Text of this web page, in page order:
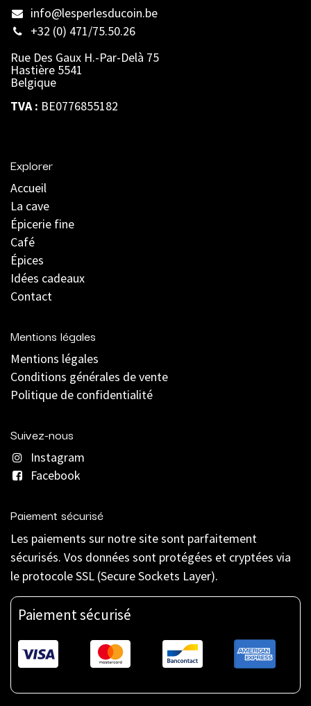
info@lesperlesducoin.be​
+32 (0) 471/75.50.26
Rue Des Gaux H.-Par-Delà 75
Hastière 5541
Belgique
TVA : BE0776855182
Explorer
Accueil
La cave
Épicerie fine
Café
Épices
Idées cadeaux
Contact
Mentions légales
Mentions légales
Conditions générales de vente
Politique de confidentialité
Suivez-nous
Instagram
Facebook
Paiement sécurisé
Les paiements sur notre site sont parfaitement
sécurisés. Vos données sont protégées et cryptées via
le protocole SSL (Secure Sockets Layer).
Paiement sécurisé